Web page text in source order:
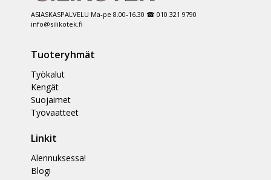
ASIASKASPALVELU Ma-pe 8.00-16.30 ☎ 010 321 9790
info@silikotek.fi
Tuoteryhmät
Työkalut
Kengät
Suojaimet
Työvaatteet
Linkit
Alennuksessa!
Blogi